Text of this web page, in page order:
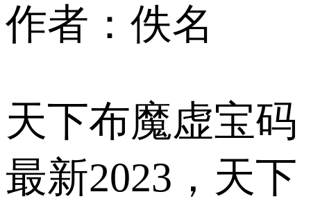
作者：佚名
天下布魔虚宝码
最新2023，天下